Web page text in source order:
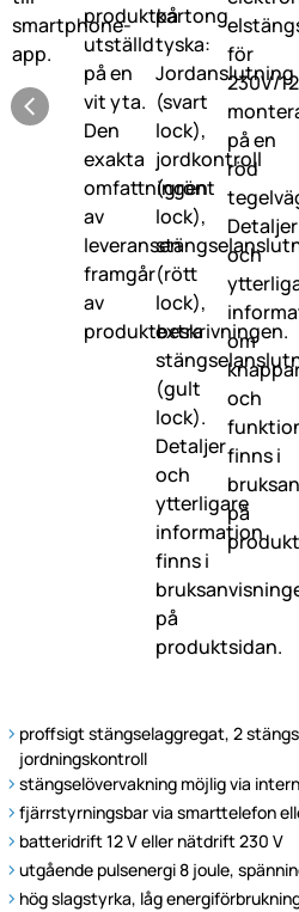
proffsigt stängselaggregat, 2
jordningskontroll
stängselövervakning möjlig via
fjärrstyrningsbar via smarttelefon
batteridrift 12 V eller nätdrift 230 V
utgående pulsenergi 8 joule,
hög slagstyrka, låg